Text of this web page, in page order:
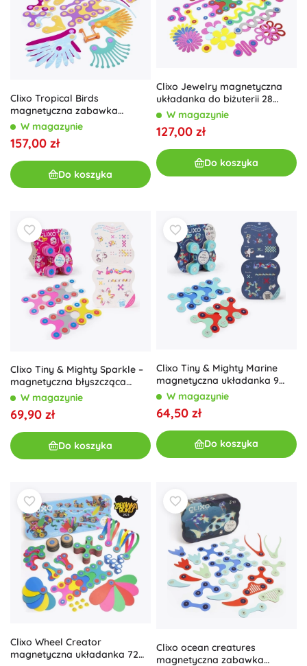
Clixo Tropical Birds
magnetyczna zabawka
konstrukcyjna 22 szt.
W magazynie
157,00 zł
Do koszyka
Clixo Jewelry magnetyczna
układanka do biżuterii 28
sztuk
W magazynie
127,00 zł
Do koszyka
Clixo Tiny & Mighty Sparkle –
magnetyczna błyszcząca
układanka 9 szt.
W magazynie
69,90 zł
Do koszyka
Clixo Tiny & Mighty Marine
magnetyczna układanka 9
sztuk
W magazynie
64,50 zł
Do koszyka
Clixo Wheel Creator
magnetyczna układanka 72
Clixo ocean creatures
magnetyczna zabawka